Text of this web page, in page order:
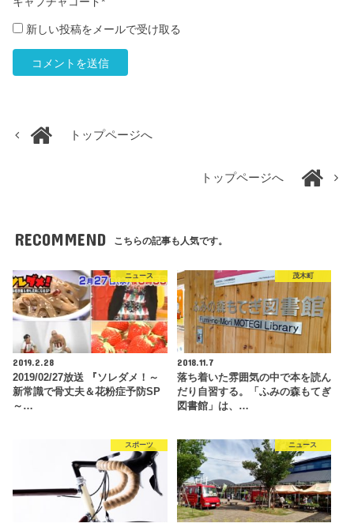
新しい投稿をメールで受け取る
トップページへ
トップページへ
RECOMMEND こちらの記事も人気です。
ニュース
2019.2.28
2019/02/27放送 『ソレダメ！～
新常識で骨丈夫＆花粉症予防SP
～…
茂木町
2018.11.7
落ち着いた雰囲気の中で本を読ん
だり自習する。「ふみの森もてぎ
図書館」は、…
スポーツ ニュース